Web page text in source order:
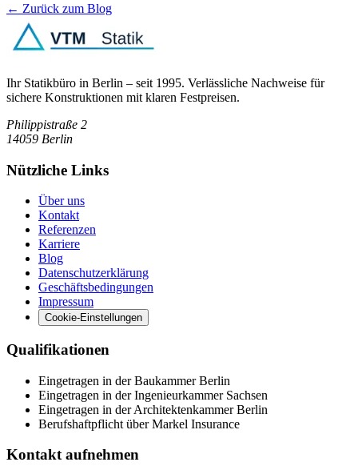
← Zurück zum Blog
Ihr Statikbüro in Berlin – seit 1995. Verlässliche Nachweise für
sichere Konstruktionen mit klaren Festpreisen.
Philippistraße 2
14059 Berlin
Nützliche Links
Über uns
Kontakt
Referenzen
Karriere
Blog
Datenschutzerklärung
Geschäftsbedingungen
Impressum
Cookie-Einstellungen
Qualifikationen
Eingetragen in der Baukammer Berlin
Eingetragen in der Ingenieurkammer Sachsen
Eingetragen in der Architektenkammer Berlin
Berufshaftpflicht über Markel Insurance
Kontakt aufnehmen